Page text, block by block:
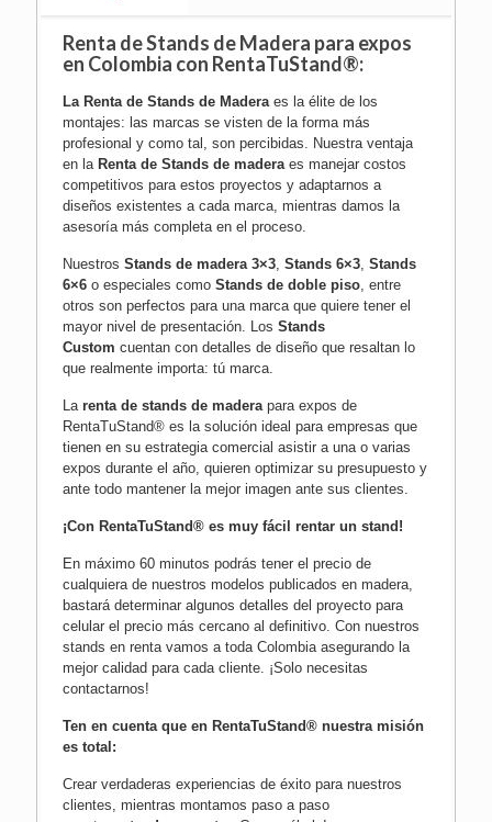
Renta de Stands de Madera para expos
en Colombia con RentaTuStand®:
La Renta de Stands de Madera es la élite de los
montajes: las marcas se visten de la forma más
profesional y como tal, son percibidas. Nuestra ventaja
en la Renta de Stands de maderaes manejar costos
competitivos para estos proyectos y adaptarnos a
diseños existentes a cada marca, mientras damos la
asesoría más completa en el proceso.
Nuestros Stands de madera 3×3, Stands 6×3, Stands
6×6o especiales como Stands de doble piso, entre
otros son perfectos para una marca que quiere tener el
mayor nivel de presentación. Los Stands
Custom cuentan con detalles de diseño que resaltan lo
que realmente importa: tú marca.
La renta de stands de madera para expos de
RentaTuStand® es la solución ideal para empresas que
tienen en su estrategia comercial asistir a una o varias
expos durante el año, quieren optimizar su presupuesto y
ante todo mantener la mejor imagen ante sus clientes.
¡Con RentaTuStand® es muy fácil rentar un stand!
En máximo 60 minutos podrás tener el precio de
cualquiera de nuestros modelos publicados en madera,
bastará determinar algunos detalles del proyecto para
celular el precio más cercano al definitivo. Con nuestros
stands en renta vamos a toda Colombia asegurando la
mejor calidad para cada cliente. ¡Solo necesitas
contactarnos!
Ten en cuenta que en RentaTuStand® nuestra misión
es total:
Crear verdaderas experiencias de éxito para nuestros
clientes, mientras montamos paso a paso